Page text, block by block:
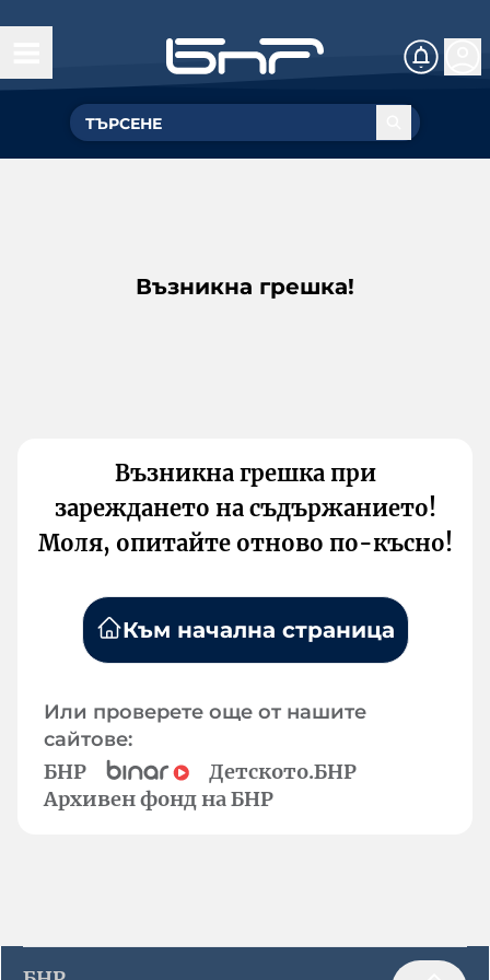
Възникна грешка!
Възникна грешка при
зареждането на съдържанието!
Моля, опитайте отново по-късно!
Към начална страница
Или проверете още от нашите
сайтове:
БНР
Детското.БНР
Архивен фонд на БНР